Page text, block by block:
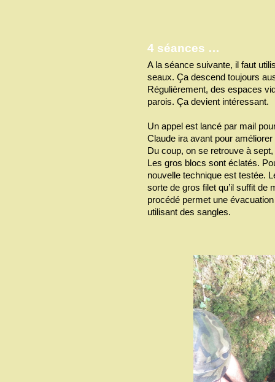
4 séances …
A la séance suivante, il faut
seaux. Ça descend toujours
Régulièrement, des espaces
parois. Ça devient intéressant.
Un appel est lancé par mail
Claude ira avant pour améliorer
Du coup, on se retrouve à
Les gros blocs sont éclatés.
nouvelle technique est testée.
sorte de gros filet qu’il suffit de
procédé permet une
utilisant des sangles.